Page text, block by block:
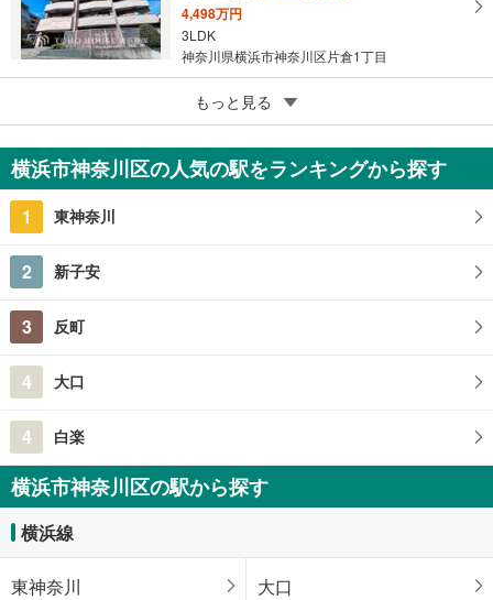
4,498万円
3LDK
神奈川県横浜市神奈川区片倉1丁目
成約でもらえる
マツク白楽コート
2,300万円
3LDK
もっと見る
横浜市神奈川区の人気の駅をランキングから探す
1 東神奈川
2 新子安
3 反町
4 大口
4 白楽
横浜市神奈川区の駅から探す
横浜線
東神奈川 大口